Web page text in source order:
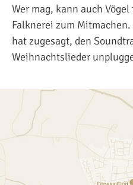
Wer mag, kann auch
Falknerei zum
hat zugesagt, den
Weihnachtslieder